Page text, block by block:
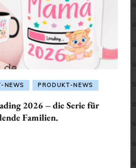
NEWS PRODUKT-NEWS
2026 – die Serie für
Familien.